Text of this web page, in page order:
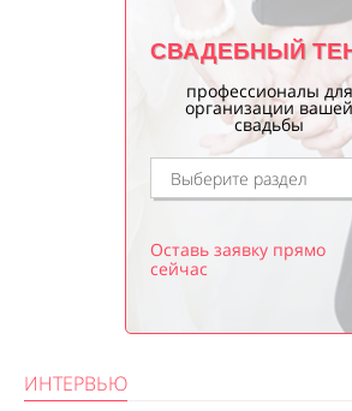
СВАДЕБНЫЙ
профессионалы для
организации вашей
свадьбы
Оставь заявку прямо
сейчас
ИНТЕРВЬЮ